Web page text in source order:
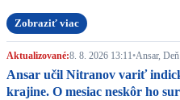
Zobraziť viac
Aktualizované:8. 8. 2026 13:11•Ansar,
Ansar učil Nitranov variť
krajine. O mesiac neskôr ho